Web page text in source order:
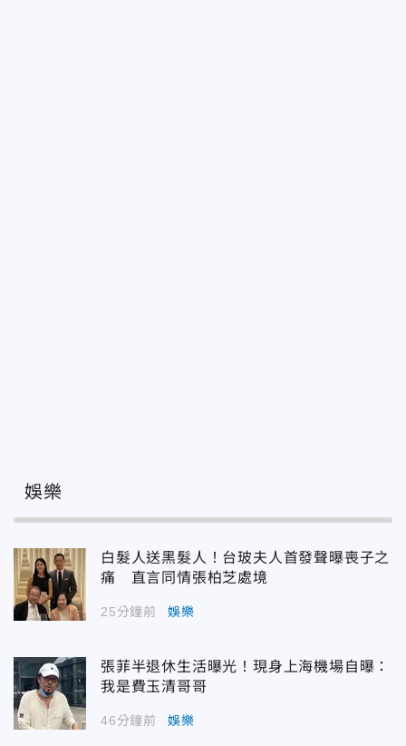
娛樂
白髮人送黑髮人！台玻夫人首發聲曝喪子之
痛 直言同情張柏芝處境
25分鐘前 娛樂
張菲半退休生活曝光！現身上海機場自曝：
我是費玉清哥哥
46分鐘前 娛樂